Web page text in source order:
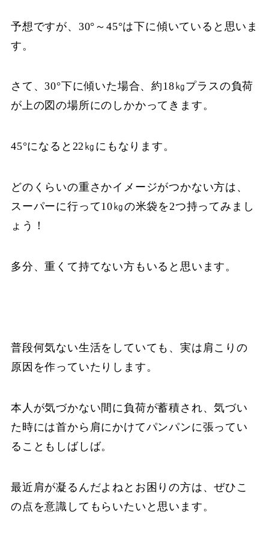
予想ですが、30°～45°は下に傾いていると思いま
す。
さて、30°下に傾いた場合、約18㎏プラスの負荷
が上の図の場所にのしかかってきます。
45°になると22㎏にもなります。
どのくらいの重さかイメージがつかない方は、
スーパーに行って10㎏の米袋を2つ持ってみまし
ょう！
多分、重くて持てない方もいると思います。
普段何気ない生活をしていても、実は肩こりの
原因を作っていたりします。
本人が気づかない間に負荷が蓄積され、気づい
た時には首から肩にかけてパンパンに張ってい
ることもしばしば。
最近肩が凝るんだよねとお困りの方は、ぜひこ
の点を意識してもらいたいと思います。